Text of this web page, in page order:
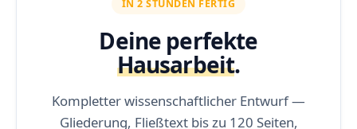
IN 2 STUNDEN FERTIG
Deine perfekte
Hausarbeit.
Kompletter wissenschaftlicher Entwurf —
Gliederung, Fließtext bis zu 120 Seiten,